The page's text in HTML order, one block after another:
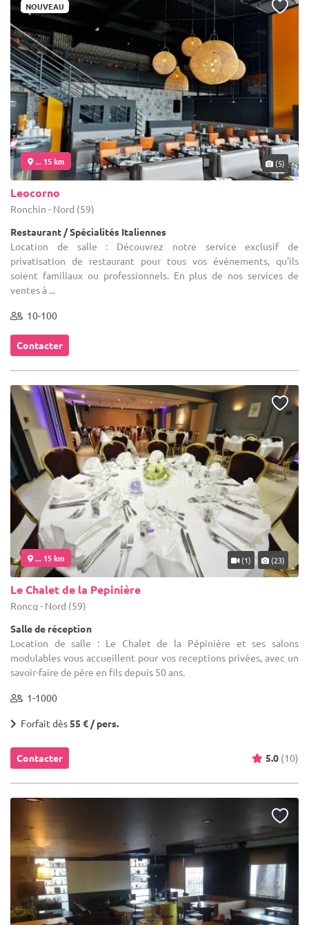
NOUVEAU
... 15 km (5)
Leocorno
Ronchin - Nord (59)
Restaurant / Spécialités Italiennes
Location de salle : Découvrez notre service exclusif de
privatisation de restaurant pour tous vos événements, qu'ils
soient familiaux ou professionnels. En plus de nos services de
ventes à ...
10-100
Contacter
... 15 km (1) (23)
Le Chalet de la Pepinière
Roncq - Nord (59)
Salle de réception
Location de salle : Le Chalet de la Pépinière et ses salons
modulables vous accueillent pour vos receptions privées, avec un
savoir-faire de père en fils depuis 50 ans.
1-1000
Forfait dès55 € / pers.
Contacter 5.0 (10)